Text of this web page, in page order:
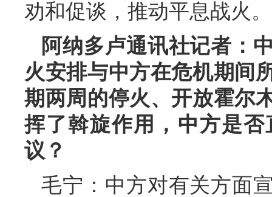
劝和促谈，推动平息战火。
阿纳多卢通讯社记者：
火安排与中方在危机期间
期两周的停火、开放霍尔
挥了斡旋作用，中方是
议？
毛宁：中方对有关方面